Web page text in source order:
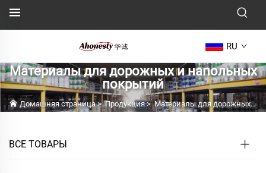
RU
Материалы для дорожных и напольных
покрытий
Домашняя страница>Продукция>Материалы для дорожных и напольных покрытий
ВСЕ ТОВАРЫ